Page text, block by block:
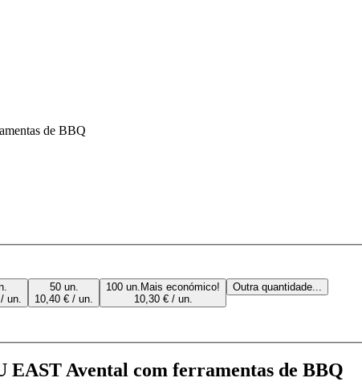
de BBQ
un.
50 un.
10,40 € / un.
100 un. Mais económico!
10,30 € / un.
Outra quantidade...
EAST Avental com ferramentas de BBQ